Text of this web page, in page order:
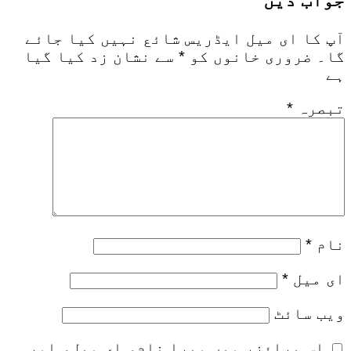
آپ کا ای میل ایڈریس شائع نہیں کیا جائے
گا۔
ضروری خانوں کو * سے نشان زد کیا گیا
ہے
تبصرہ *
نام *
ای میل *
ویب‌ سائٹ
اس براؤزر میں میرا نام، ای میل، اور